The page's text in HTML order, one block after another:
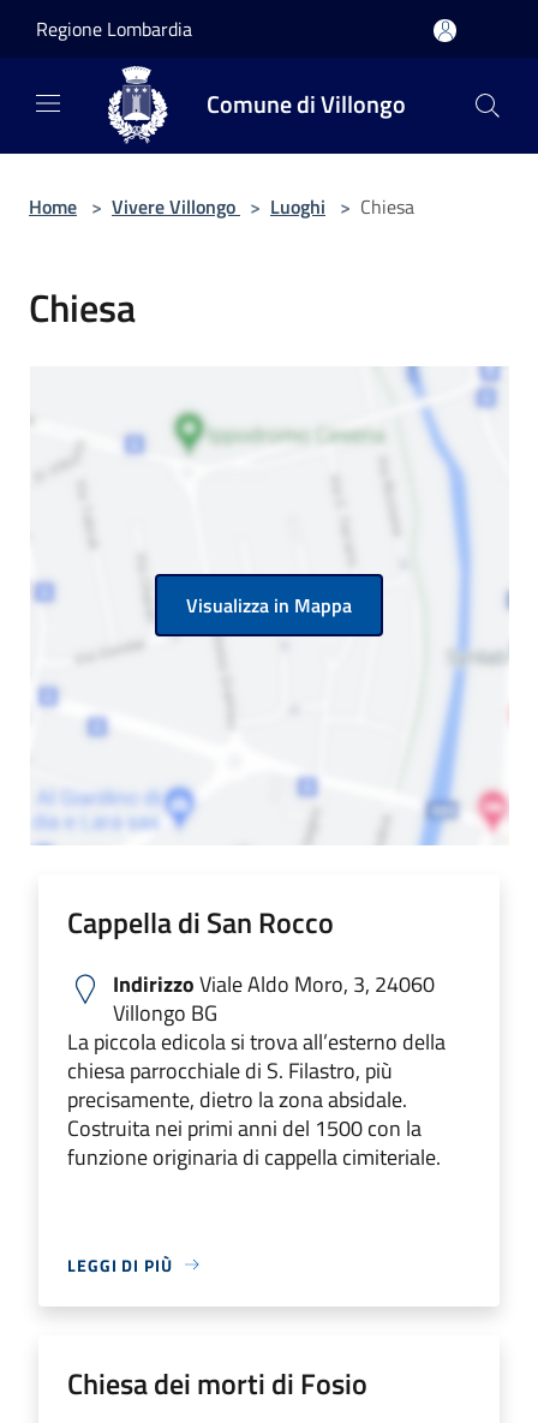
Regione Lombardia
Comune di Villongo
Home > Vivere Villongo > Luoghi > Chiesa
Chiesa
Visualizza in Mappa
Cappella di San Rocco
IndirizzoViale Aldo Moro, 3, 24060
Villongo BG
La piccola edicola si trova all’esterno della
chiesa parrocchiale di S. Filastro, più
precisamente, dietro la zona absidale.
Costruita nei primi anni del 1500 con la
funzione originaria di cappella cimiteriale.
LEGGI DI PIÙ
Chiesa dei morti di Fosio